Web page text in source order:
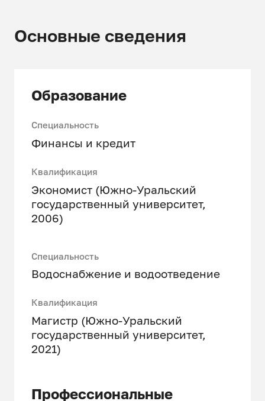
Основные сведения
Образование
Специальность
Финансы и кредит
Квалификация
Экономист (Южно-Уральский
государственный университет,
2006)
Специальность
Водоснабжение и водоотведение
Квалификация
Магистр (Южно-Уральский
государственный университет,
2021)
Профессиональные